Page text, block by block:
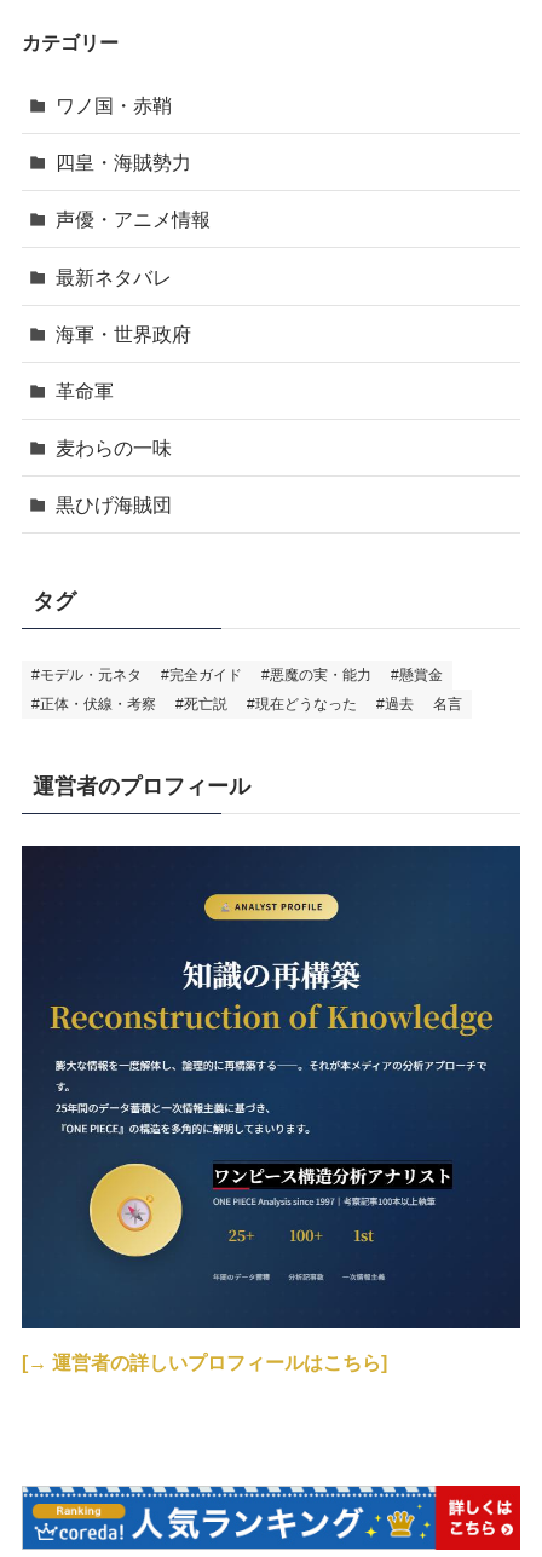
カテゴリー
ワノ国・赤鞘
四皇・海賊勢力
声優・アニメ情報
最新ネタバレ
海軍・世界政府
革命軍
麦わらの一味
黒ひげ海賊団
タグ
#モデル・元ネタ #完全ガイド #悪魔の実・能力
#懸賞金
#正体・伏線・考察
#死亡説 #現在どうなった #過去 名言
運営者のプロフィール
[→ 運営者の詳しいプロフィールはこちら]